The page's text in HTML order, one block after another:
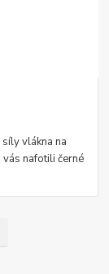
vlákna na
nafotili černé